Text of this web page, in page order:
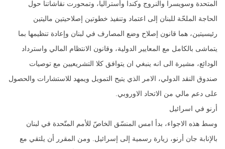
المتحدة وسويسرا والنروج وكندا وأستراليا، وتمحورت نقاشاتنا حول
الحاجة الملحّة للبنان إلى اعتماد وتنفيذ خطوتين إصلاحيتين ماليتين
رئيسيتين، هما قانون إصلاح وضع المصارف في لبنان وإعادة تنظيمها بما
يتماشى بالكامل مع المعايير الدولية، وقانون الانتظام المالي واسترداد
الودائع، مشيرة الى انه ينبغي ان يتوافق كلا التشريعيين مع توصيات
صندوق النقد الدولي، الامر الذي يتيح التمويل ويمهد للاستشارات والحصول
على دعم مالي من الاتحاد الاوروبي.
أرنو في اسرائيل
وسط هذه الاجواء، بدأ امس المنسّق الخاصّ للأمم المتّحدة في لبنان
بالإنابة جان أرنو، زيارة رسمية إلى إسرائيل. ومن المقرر أن يلتقي مع